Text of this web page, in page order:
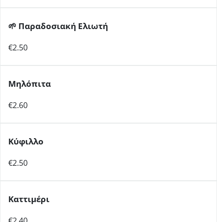
🌱 Παραδοσιακή Ελιωτή
€2.50
Μηλόπιτα
€2.60
Κύφιλλο
€2.50
Καττιμέρι